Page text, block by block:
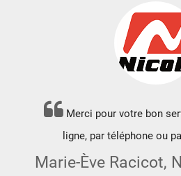
Merci pour votre bon
ligne, par téléphone ou
Marie-Ève Racicot,